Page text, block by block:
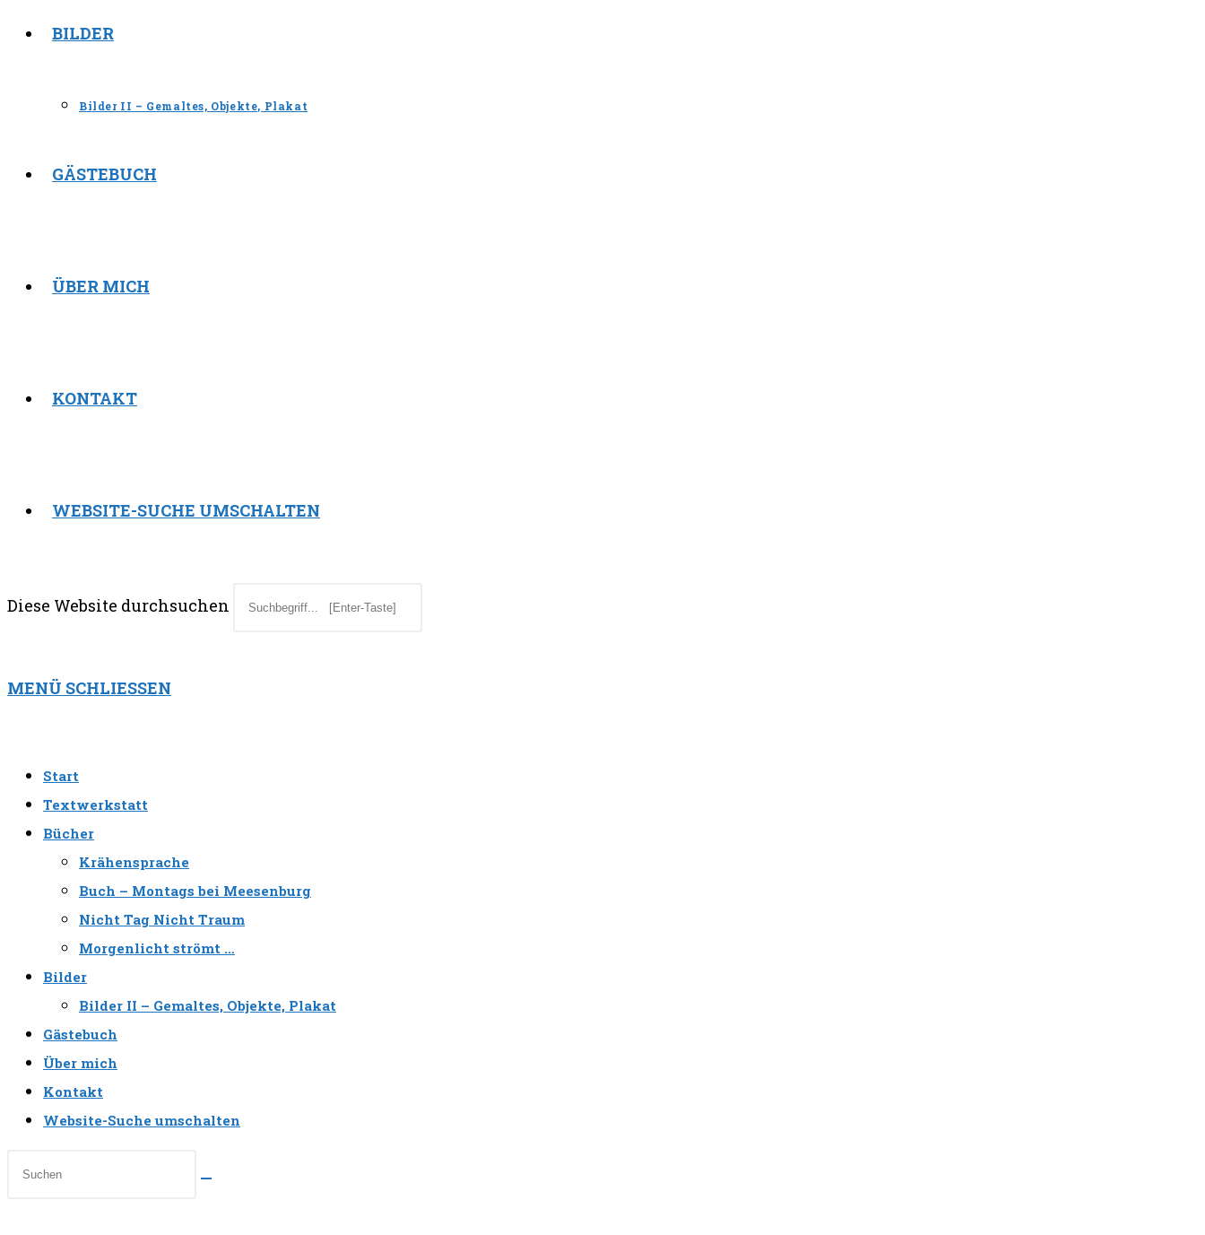
BILDER
Bilder II – Gemaltes, Objekte, Plakat
GÄSTEBUCH
ÜBER MICH
KONTAKT
WEBSITE-SUCHE UMSCHALTEN
Diese Website durchsuchen
MENÜ SCHLIESSEN
Start
Textwerkstatt
Bücher
Krähensprache
Buch – Montags bei Meesenburg
Nicht Tag Nicht Traum
Morgenlicht strömt …
Bilder
Bilder II – Gemaltes, Objekte, Plakat
Gästebuch
Über mich
Kontakt
Website-Suche umschalten